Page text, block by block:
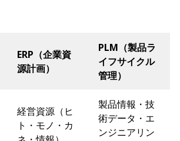
ERP（企業資
源計画）
PLM（製品ラ
イフサイクル
管理）
経営資源（ヒ
ト・モノ・カ
製品情報・技
術データ・エ
ンジニアリン